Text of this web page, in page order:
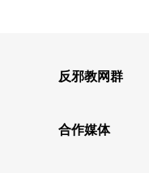
反邪教网群
合作媒体